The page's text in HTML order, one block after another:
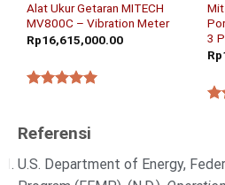
Alat Ukur Getaran MITECH
MV800C – Vibration Meter
Rp16,615,000.00
3
Rp
Referensi
U.S. Department of Energy,